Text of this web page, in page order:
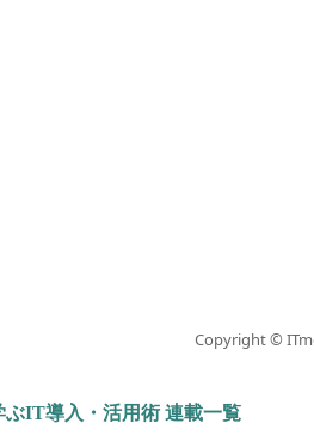
Copyright ©
IT導入・活用術 連載一覧